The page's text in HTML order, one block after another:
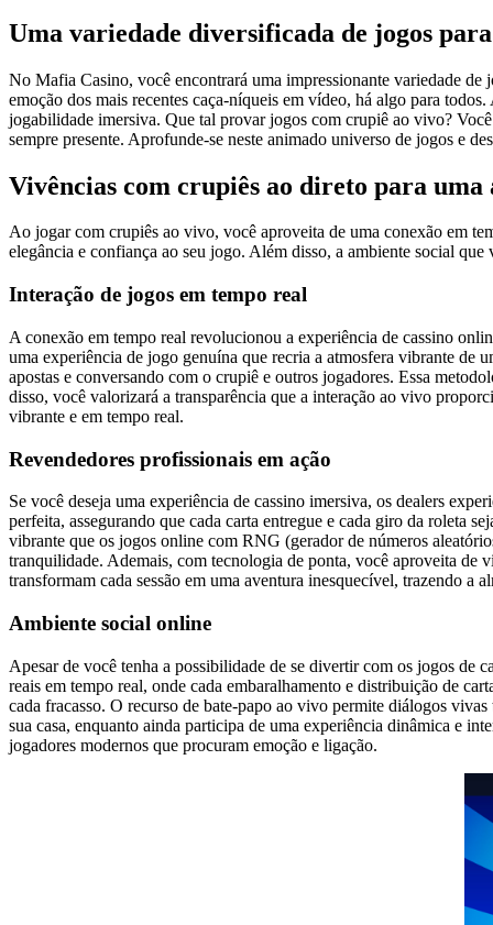
Uma variedade diversificada de jogos
No Mafia Casino, você encontrará uma impressionante variedade de
emoção dos mais recentes caça-níqueis em vídeo, há algo para
jogabilidade imersiva. Que tal provar jogos com crupiê ao vivo?
sempre presente. Aprofunde-se neste animado universo de jogos e
Vivências com crupiês ao direto para
Ao jogar com crupiês ao vivo, você aproveita de uma conexão em
elegância e confiança ao seu jogo. Além disso, a ambiente social
Interação de jogos em tempo real
A conexão em tempo real revolucionou a experiência de cassino
uma experiência de jogo genuína que recria a atmosfera vibrante de
apostas e conversando com o crupiê e outros jogadores. Essa
disso, você valorizará a transparência que a interação ao vivo
vibrante e em tempo real.
Revendedores profissionais em ação
Se você deseja uma experiência de cassino imersiva, os dealers
perfeita, assegurando que cada carta entregue e cada giro da roleta
vibrante que os jogos online com RNG (gerador de números
tranquilidade. Ademais, com tecnologia de ponta, você aproveita de
transformam cada sessão em uma aventura inesquecível, trazendo a
Ambiente social online
Apesar de você tenha a possibilidade de se divertir com os jogos de
reais em tempo real, onde cada embaralhamento e distribuição de
cada fracasso. O recurso de bate-papo ao vivo permite diálogos
sua casa, enquanto ainda participa de uma experiência dinâmica e
jogadores modernos que procuram emoção e ligação.